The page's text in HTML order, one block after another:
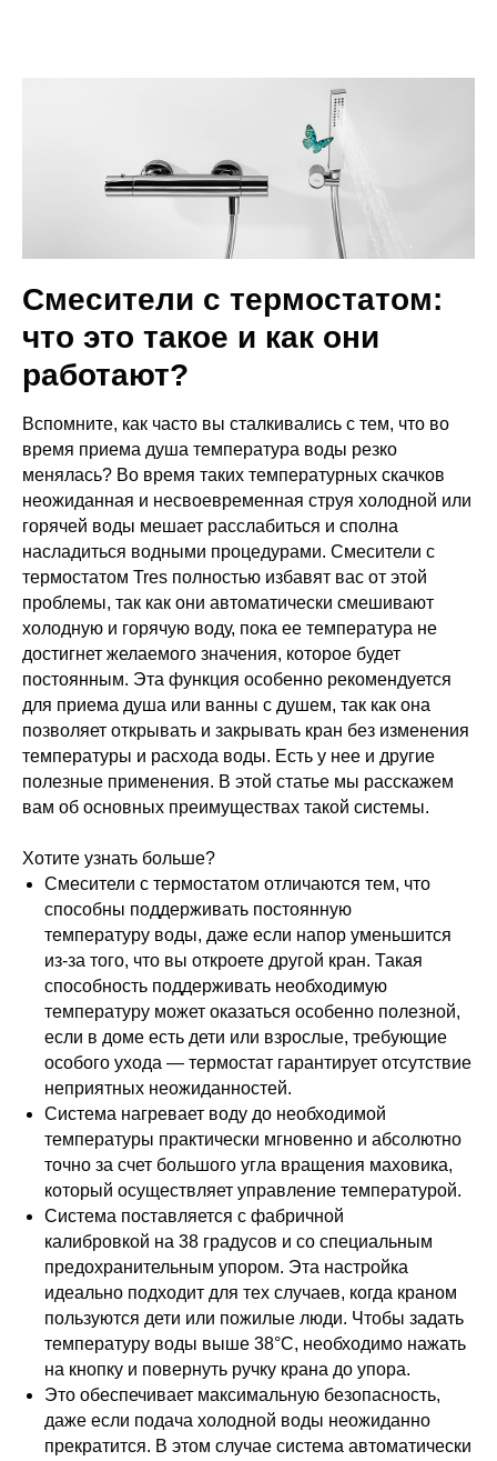
Смесители с термостатом:
что это такое и как они
работают?
Вспомните, как часто вы сталкивались с тем, что во
время приема душа температура воды резко
менялась? Во время таких температурных скачков
неожиданная и несвоевременная струя холодной или
горячей воды мешает расслабиться и сполна
насладиться водными процедурами. Смесители с
термостатом Tres полностью избавят вас от этой
проблемы, так как они автоматически смешивают
холодную и горячую воду, пока ее температура не
достигнет желаемого значения, которое будет
постоянным. Эта функция особенно рекомендуется
для приема душа или ванны с душем, так как она
позволяет открывать и закрывать кран без изменения
температуры и расхода воды. Есть у нее и другие
полезные применения. В этой статье мы расскажем
вам об основных преимуществах такой системы.
Хотите узнать больше?
Смесители с термостатом отличаются тем, что
способны поддерживать постоянную
температуру воды, даже если напор уменьшится
из-за того, что вы откроете другой кран. Такая
способность поддерживать необходимую
температуру может оказаться особенно полезной,
если в доме есть дети или взрослые, требующие
особого ухода — термостат гарантирует отсутствие
неприятных неожиданностей.
Система нагревает воду до необходимой
температуры практически мгновенно и абсолютно
точно за счет большого угла вращения маховика,
который осуществляет управление температурой.
Система поставляется с фабричной
калибровкой на 38 градусов и со специальным
предохранительным упором. Эта настройка
идеально подходит для тех случаев, когда краном
пользуются дети или пожилые люди. Чтобы задать
температуру воды выше 38°C, необходимо нажать
на кнопку и повернуть ручку крана до упора.
Это обеспечивает максимальную безопасность,
даже если подача холодной воды неожиданно
прекратится. В этом случае система автоматически